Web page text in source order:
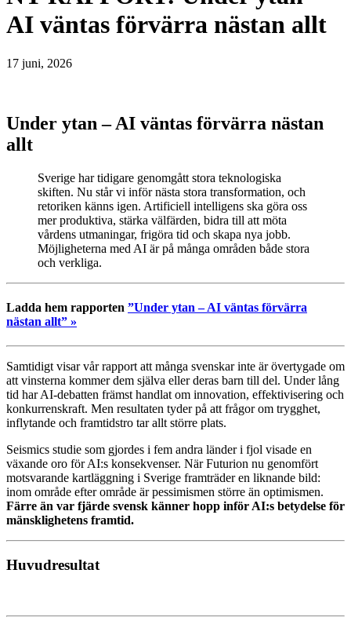
AI väntas förvärra nästan allt
17 juni, 2026
Under ytan – AI väntas förvärra nästan
allt
Sverige har tidigare genomgått stora teknologiska
skiften. Nu står vi inför nästa stora transformation, och
retoriken känns igen. Artificiell intelligens ska göra oss
mer produktiva, stärka välfärden, bidra till att möta
vårdens utmaningar, frigöra tid och skapa nya jobb.
Möjligheterna med AI är på många områden både stora
och verkliga.
Ladda hem rapporten ”Under ytan – AI väntas förvärra
nästan allt” »
Samtidigt visar vår rapport att många svenskar inte är övertygade om
att vinsterna kommer dem själva eller deras barn till del. Under lång
tid har AI-debatten främst handlat om innovation, effektivisering och
konkurrenskraft. Men resultaten tyder på att frågor om trygghet,
inflytande och framtidstro tar allt större plats.
Seismics studie som gjordes i fem andra länder i fjol visade en
växande oro för AI:s konsekvenser. När Futurion nu genomfört
motsvarande kartläggning i Sverige framträder en liknande bild:
inom område efter område är pessimismen större än optimismen.
Färre än var fjärde svensk känner hopp inför AI:s betydelse för
mänsklighetens framtid.
Huvudresultat